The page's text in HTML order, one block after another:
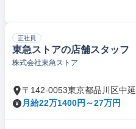
正社員
東急ストアの店舗スタッフ
株式会社東急ストア
〒142-0053東京都品川区中延
月給22万1400円～27万円